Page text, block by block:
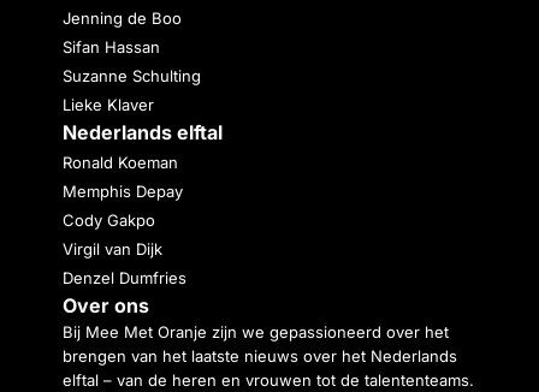
Jenning de Boo
Sifan Hassan
Suzanne Schulting
Lieke Klaver
Nederlands elftal
Ronald Koeman
Memphis Depay
Cody Gakpo
Virgil van Dijk
Denzel Dumfries
Over ons
Bij Mee Met Oranje zijn we gepassioneerd over het
brengen van het laatste nieuws over het Nederlands
elftal – van de heren en vrouwen tot de talententeams.